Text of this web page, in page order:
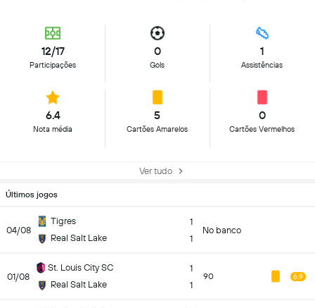
12/17
Participações
0
Gols
1
Assistências
6.4
Nota média
5
Cartões Amarelos
0
Cartões Vermelhos
Ver tudo
Últimos jogos
04/08
Tigres
Real Salt Lake
1
1
No banco
01/08
St. Louis City SC
Real Salt Lake
1
1
90 6.9